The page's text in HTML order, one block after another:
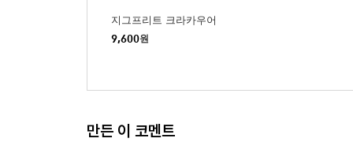
감각주의적이며 역사적인 인간학 | 역사적 형성
12. 실러 : 전인적 인간의 실현을 향한 실천적 미학
13. 헤겔 : 역사적 예술철학을 통한 작품미학
지그프리트 크라카우어
9,600원
만든 이 코멘트